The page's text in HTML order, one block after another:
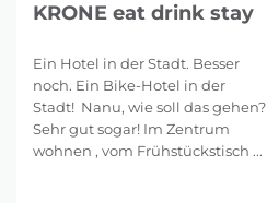
KRONE eat drink stay
Ein Hotel in der Stadt. Besser
noch. Ein Bike-Hotel in der
Stadt! Nanu, wie soll das gehen?
Sehr gut sogar! Im Zentrum
wohnen , vom Frühstückstisch ...